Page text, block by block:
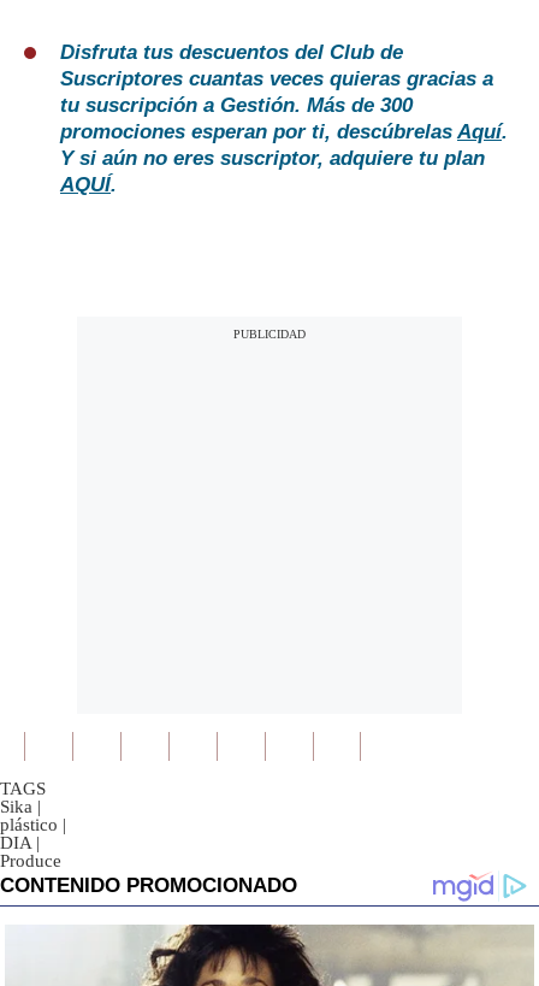
Disfruta tus descuentos del Club de
Suscriptores cuantas veces quieras gracias a
tu suscripción a Gestión. Más de 300
promociones esperan por ti, descúbrelasAquí.
Y si aún no eres suscriptor, adquiere tu plan
AQUÍ.
TAGS
Sika |
plástico |
DIA |
Produce